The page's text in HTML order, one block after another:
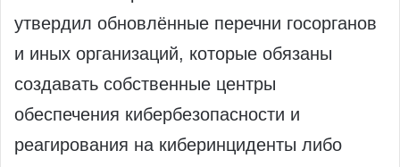
утвердил обновлённые перечни госорганов
и иных организаций, которые обязаны
создавать собственные центры
обеспечения кибербезопасности и
реагирования на киберинциденты либо